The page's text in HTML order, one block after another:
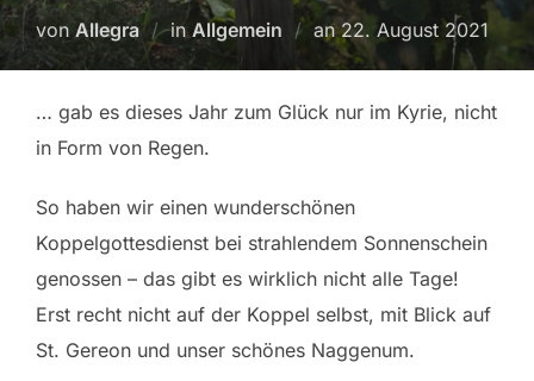
vonAllegra inAllgemein anVeröffentlicht
am
22. August 2021
… gab es dieses Jahr zum Glück nur im Kyrie, nicht
in Form von Regen.
So haben wir einen wunderschönen
Koppelgottesdienst bei strahlendem Sonnenschein
genossen – das gibt es wirklich nicht alle Tage!
Erst recht nicht auf der Koppel selbst, mit Blick auf
St. Gereon und unser schönes Naggenum.